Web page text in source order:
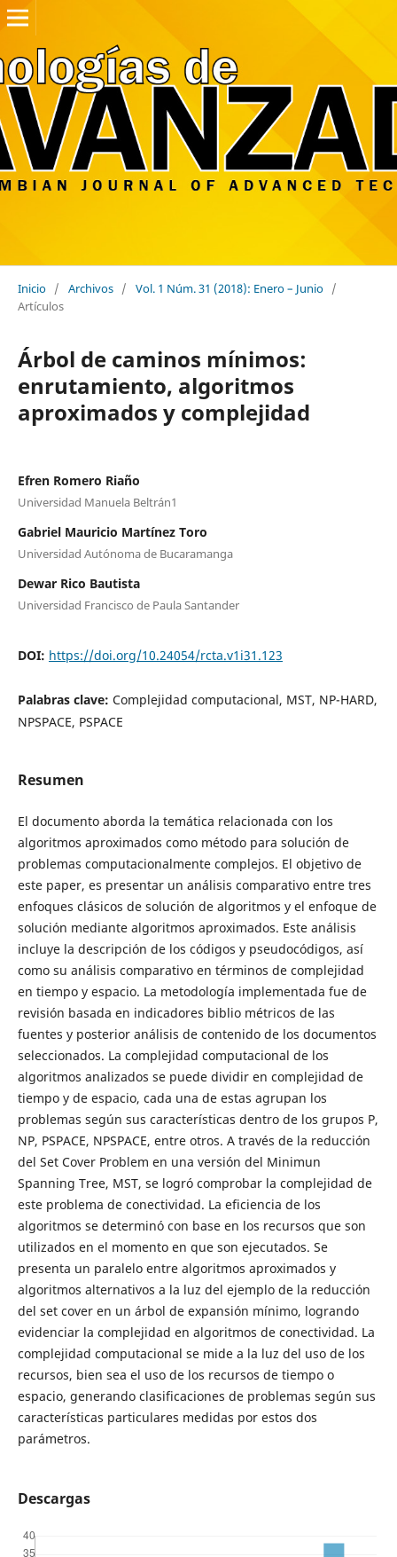
Inicio / Archivos / Vol. 1 Núm. 31 (2018): Enero – Junio /
Artículos
Árbol de caminos mínimos:
enrutamiento, algoritmos
aproximados y complejidad
Efren Romero Riaño
Universidad Manuela Beltrán1
Gabriel Mauricio Martínez Toro
Universidad Autónoma de Bucaramanga
Dewar Rico Bautista
Universidad Francisco de Paula Santander
DOI: https://doi.org/10.24054/rcta.v1i31.123
Palabras clave: Complejidad computacional, MST, NP-HARD,
NPSPACE, PSPACE
Resumen
El documento aborda la temática relacionada con los
algoritmos aproximados como método para solución de
problemas computacionalmente complejos. El objetivo de
este paper, es presentar un análisis comparativo entre tres
enfoques clásicos de solución de algoritmos y el enfoque de
solución mediante algoritmos aproximados. Este análisis
incluye la descripción de los códigos y pseudocódigos, así
como su análisis comparativo en términos de complejidad
en tiempo y espacio. La metodología implementada fue de
revisión basada en indicadores biblio métricos de las
fuentes y posterior análisis de contenido de los documentos
seleccionados. La complejidad computacional de los
algoritmos analizados se puede dividir en complejidad de
tiempo y de espacio, cada una de estas agrupan los
problemas según sus características dentro de los grupos P,
NP, PSPACE, NPSPACE, entre otros. A través de la reducción
del Set Cover Problem en una versión del Minimun
Spanning Tree, MST, se logró comprobar la complejidad de
este problema de conectividad. La eficiencia de los
algoritmos se determinó con base en los recursos que son
utilizados en el momento en que son ejecutados. Se
presenta un paralelo entre algoritmos aproximados y
algoritmos alternativos a la luz del ejemplo de la reducción
del set cover en un árbol de expansión mínimo, logrando
evidenciar la complejidad en algoritmos de conectividad. La
complejidad computacional se mide a la luz del uso de los
recursos, bien sea el uso de los recursos de tiempo o
espacio, generando clasificaciones de problemas según sus
características particulares medidas por estos dos
parámetros.
Descargas